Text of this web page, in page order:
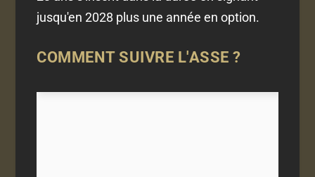
jusqu'en 2028 plus une année en option.
COMMENT SUIVRE L'ASSE ?